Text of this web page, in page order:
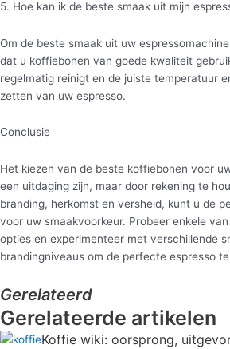
5. Hoe kan ik de beste smaak uit mijn
Om de beste smaak uit uw
dat u koffiebonen van goede kwaliteit
regelmatig reinigt en de juiste temperatuur
zetten van uw espresso.
Conclusie
Het kiezen van de beste koffiebonen voor
een uitdaging zijn, maar door rekening te
branding, herkomst en versheid, kunt u de
voor uw smaakvoorkeur. Probeer enkele
opties en experimenteer met verschillende
brandingniveaus om de perfecte espresso
Gerelateerd
Gerelateerde artikelen
Koffie wiki: oorsprong,